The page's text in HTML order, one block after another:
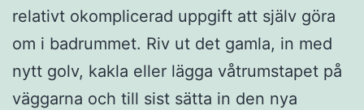
relativt okomplicerad uppgift att själv göra
om i badrummet. Riv ut det gamla, in med
nytt golv, kakla eller lägga våtrumstapet på
väggarna och till sist sätta in den nya